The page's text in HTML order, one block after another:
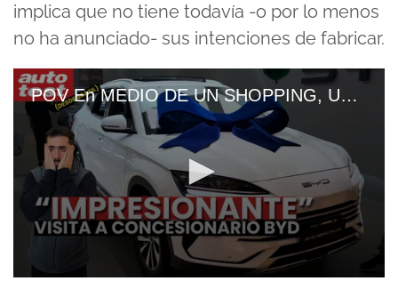
implica que no tiene todavía -o por lo menos
no ha anunciado- sus intenciones de fabricar.
POV En MEDIO DE UN SHOPPING, Un LOCAL BYD Y ESTO DESCUBRIMOS